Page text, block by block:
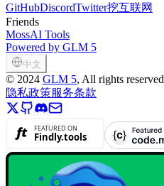
GitHubDiscordTwitter挖互联网
Friends
MossAI Tools
Powered by GLM 5
中文
© 2024 GLM 5, All rights reserved
隐私政策服务条款